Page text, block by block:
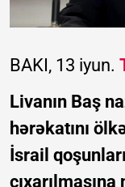
BAKI, 13 iyun.
Livanın Baş
hərəkatını
İsrail